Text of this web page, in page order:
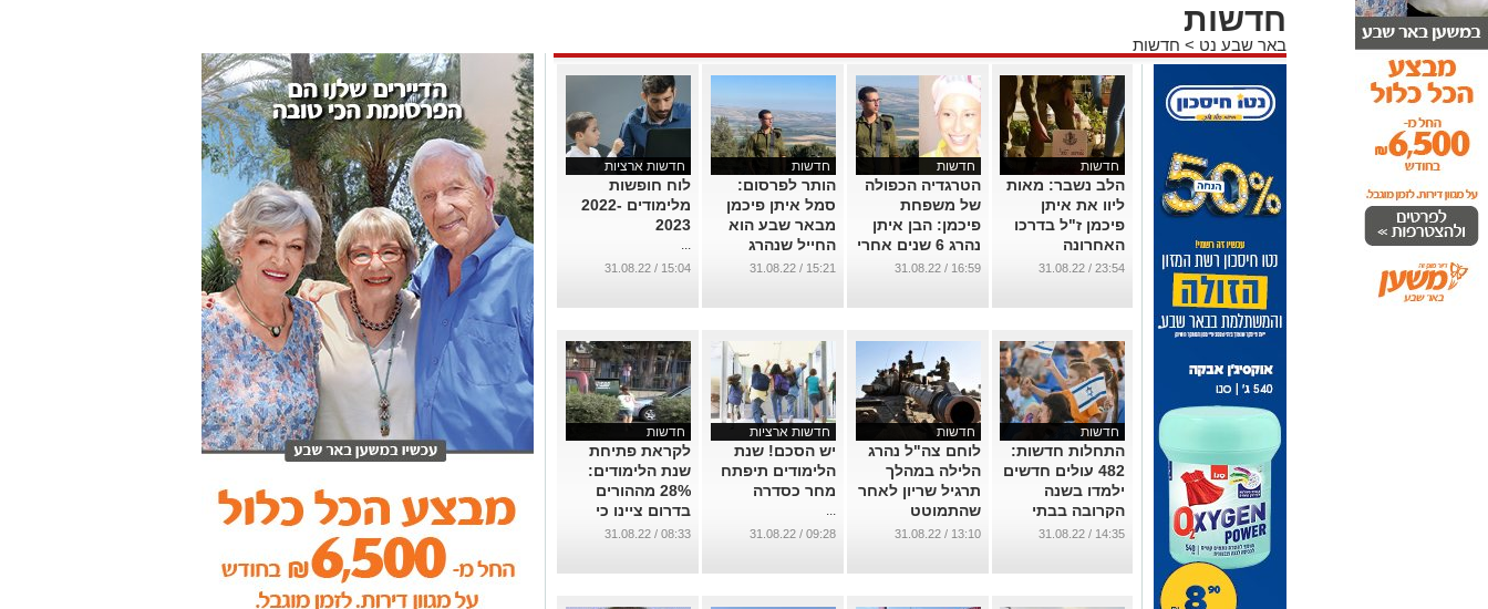
חדשות
באר שבע נט > חדשות
חדשות
הלב נשבר: מאות
ליוו את איתן
פיכמן ז"ל בדרכו
האחרונה
...
23:54 / 31.08.22
חדשות
הטרגדיה הכפולה
של משפחת
פיכמן: הבן איתן
נהרג 6 שנים אחרי
שאחותו נפטרה
...
16:59 / 31.08.22
חדשות
הותר לפרסום:
סמל איתן פיכמן
מבאר שבע הוא
החייל שנהרג
אמש בצפון
15:21 / 31.08.22
חדשות ארציות
לוח חופשות
מלימודים 2022-
2023
...
15:04 / 31.08.22
חדשות
התחלות חדשות:
482 עולים חדשים
ילמדו בשנה
הקרובה בבתי
ספר בבאר שבע
14:35 / 31.08.22
חדשות
לוחם צה"ל נהרג
הלילה במהלך
תרגיל שריון לאחר
שהתמוטט
...
13:10 / 31.08.22
חדשות ארציות
יש הסכם! שנת
הלימודים תיפתח
מחר כסדרה
...
09:28 / 31.08.22
חדשות
לקראת פתיחת
שנת הלימודים:
28% מההורים
בדרום ציינו כי
סמוך לבית הספר
פסי האטה
08:33 / 31.08.22